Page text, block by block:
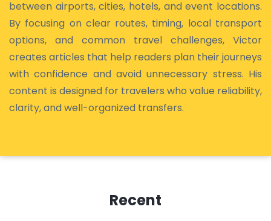
between airports, cities, hotels, and event locations.
By focusing on clear routes, timing, local transport
options, and common travel challenges, Victor
creates articles that help readers plan their journeys
with confidence and avoid unnecessary stress. His
content is designed for travelers who value reliability,
clarity, and well-organized transfers.
Recent